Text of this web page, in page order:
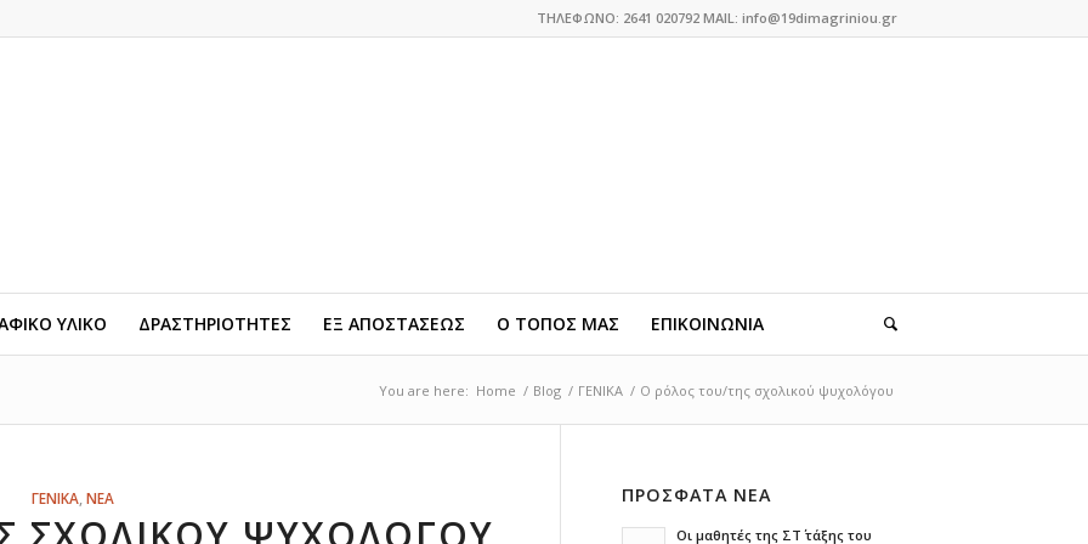
ΤΗΛΕΦΩΝΟ: 2641 020792 MAIL: info@19dimagriniou.gr
ΥΛΙΚΟ ΔΡΑΣΤΗΡΙΟΤΗΤΕΣ ΕΞ ΑΠΟΣΤΑΣΕΩΣ Ο ΤΟΠΟΣ ΜΑΣ ΕΠΙΚΟΙΝΩΝΙΑ
You are here: Home / Blog / ΓΕΝΙΚΑ / Ο ρόλος του/της σχολικού ψυχολόγου
ΓΕΝΙΚΑ, ΝΕΑ ΠΡΟΣΦΑΤΑ ΝΕΑ
Οι μαθητές της ΣΤ΄ τάξης του